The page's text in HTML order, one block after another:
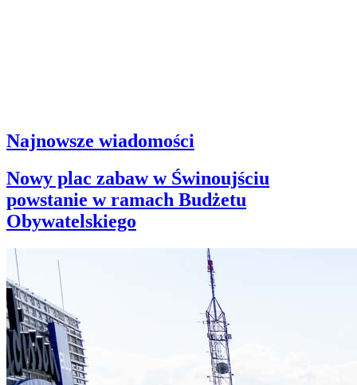
Najnowsze wiadomości
Nowy plac zabaw w Świnoujściu
powstanie w ramach Budżetu
Obywatelskiego